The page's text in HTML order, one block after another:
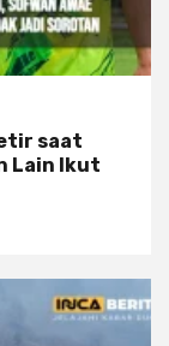
saat
Lain Ikut